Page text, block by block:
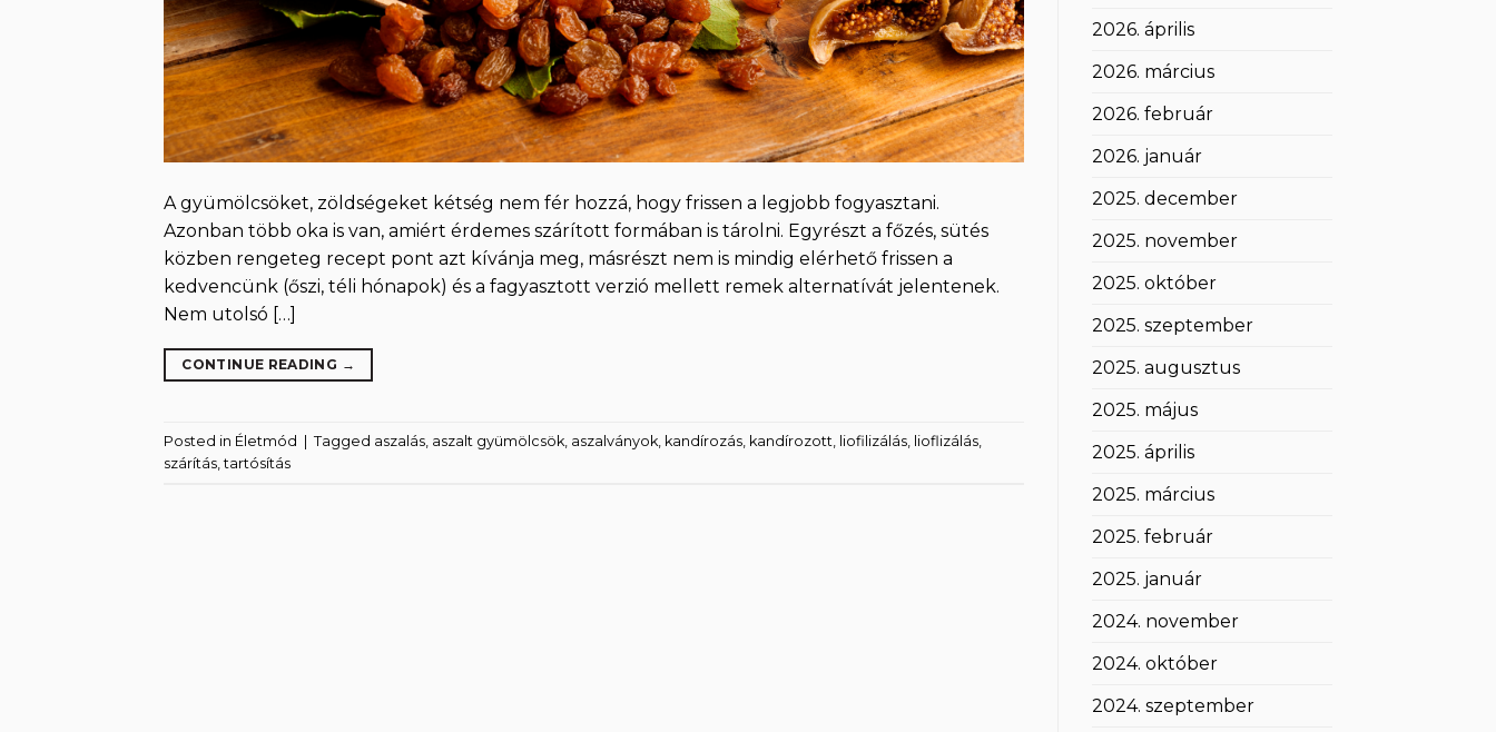
A gyümölcsöket, zöldségeket kétség nem fér hozzá, hogy frissen a legjobb fogyasztani.
Azonban több oka is van, amiért érdemes szárított formában is tárolni. Egyrészt a főzés, sütés
közben rengeteg recept pont azt kívánja meg, másrészt nem is mindig elérhető frissen a
kedvencünk (őszi, téli hónapok) és a fagyasztott verzió mellett remek alternatívát jelentenek.
Nem utolsó […]
CONTINUE READING →
Posted in Életmód Tagged aszalás aszalt gyümölcsök aszalványok kandírozás kandírozott liofilizálás lioflizálás
szárítás ,tartósítás
2026. április
2026. március
2026. február
2026. január
2025. december
2025. november
2025. október
2025. szeptember
2025. augusztus
2025. május
2025. április
2025. március
2025. február
2025. január
2024. november
2024. október
2024. szeptember